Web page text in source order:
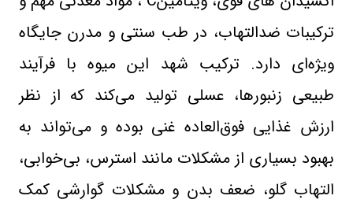
ترکیبات ضدالتهاب، در طب سنتی و مدرن جایگاه
ویژه‌ای دارد. ترکیب شهد این میوه با فرآیند
طبیعی زنبورها، عسلی تولید می‌کند که از نظر
ارزش غذایی فوق‌العاده غنی بوده و می‌تواند به
بهبود بسیاری از مشکلات مانند استرس، بی‌خوابی،
التهاب گلو، ضعف بدن و مشکلات گوارشی کمک